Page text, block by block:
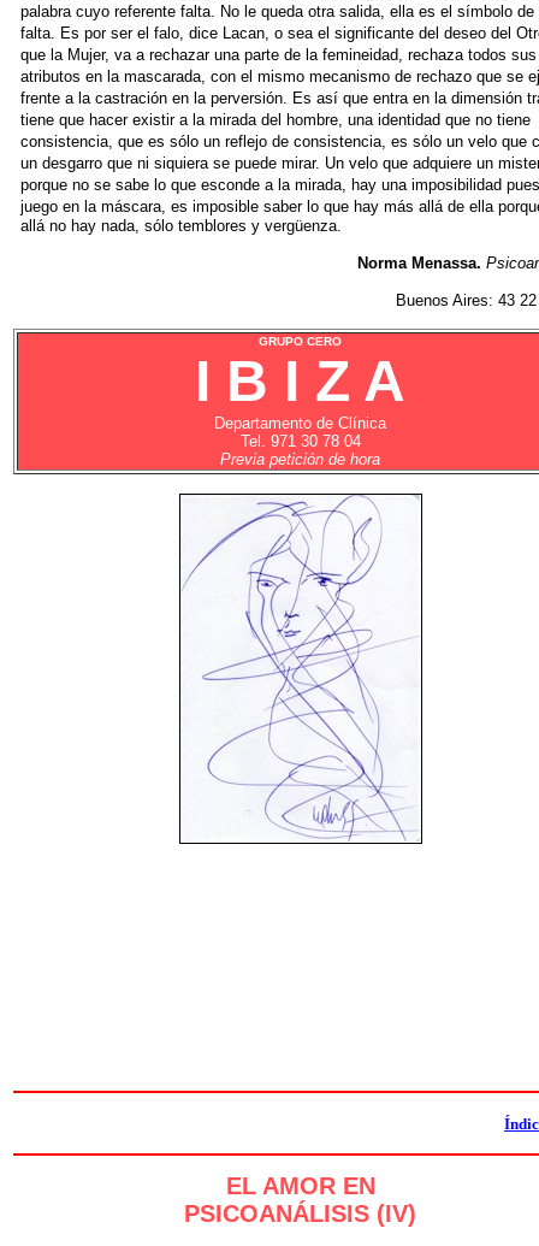
palabra cuyo referente falta. No le queda otra salida, ella es el símbolo de
falta. Es por ser el falo, dice Lacan, o sea el significante del deseo del
que la Mujer, va a rechazar una parte de la femineidad, rechaza todos sus
atributos en la mascarada, con el mismo mecanismo de rechazo que se
frente a la castración en la perversión. Es así que entra en la dimensión
tiene que hacer existir a la mirada del hombre, una identidad que no tiene
consistencia, que es sólo un reflejo de consistencia, es sólo un velo que
un desgarro que ni siquiera se puede mirar. Un velo que adquiere un
porque no se sabe lo que esconde a la mirada, hay una imposibilidad
juego en la máscara, es imposible saber lo que hay más allá de ella
allá no hay nada, sólo temblores y vergüenza.
Norma Menassa.
Buenos Aires: 43
GRUPO CERO
I B I Z A
Departamento de Clínica
Tel. 971 30 78 04
Previa petición de hora
EL AMOR EN
PSICOANÁLISIS (IV)